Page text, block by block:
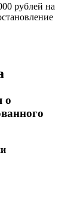
рублей на
о